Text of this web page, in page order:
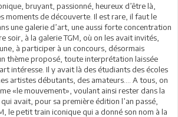
bruyant, passionné, heureux d’être là,
moments de découverte. Il est rare, il faut le
une galerie d’art, une aussi forte concentration
soir, à la galerie TGM, où on les avait invités,
à participer à un concours, désormais
thème proposé, toute interprétation laissée
intéresse. Il y avait là des étudiants des écoles
artistes débutants, des amateurs…. A tous, on
«le mouvement», voulant ainsi rester dans la
avait, pour sa première édition l’an passé,
le petit train iconique qui a donné son nom à la